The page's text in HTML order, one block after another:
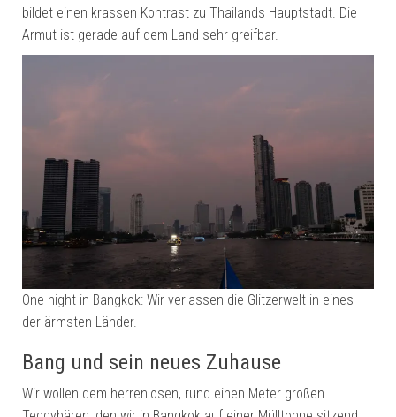
bildet einen krassen Kontrast zu Thailands Hauptstadt. Die
Armut ist gerade auf dem Land sehr greifbar.
One night in Bangkok: Wir verlassen die Glitzerwelt in eines
der ärmsten Länder.
Bang und sein neues Zuhause
Wir wollen dem herrenlosen, rund einen Meter großen